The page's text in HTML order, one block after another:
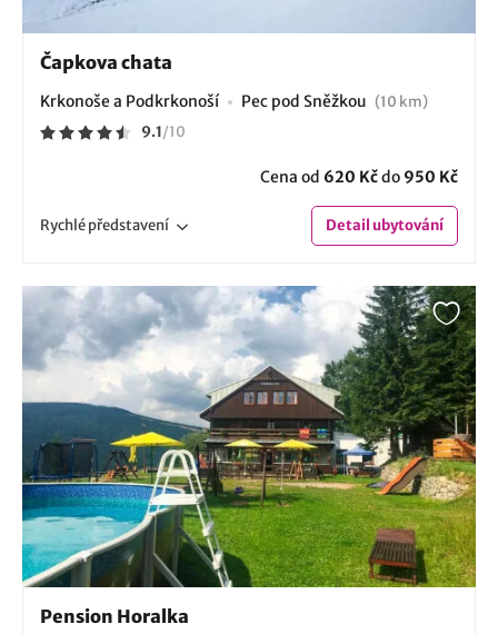
Čapkova chata
Krkonoše a Podkrkonoší Pec pod Sněžkou (10 km)
9.1/10
Cena od 620 Kčdo 950 Kč
Rychlépředstavení Detailubytování
Pension Horalka